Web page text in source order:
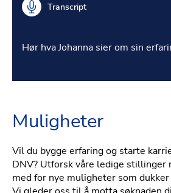
Transcript
Hør hva Johanna sier om sin
Muligheter
Vil du bygge erfaring og starte
DNV? Utforsk våre ledige stillinger
med for nye muligheter som